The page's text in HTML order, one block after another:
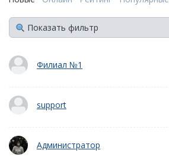
Показать фильтр
Филиал №1
support
Администратор